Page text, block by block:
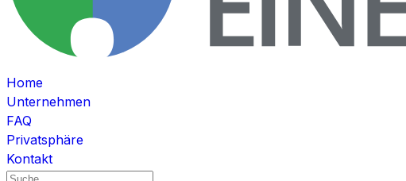
Home
Unternehmen
FAQ
Privatsphäre
Kontakt